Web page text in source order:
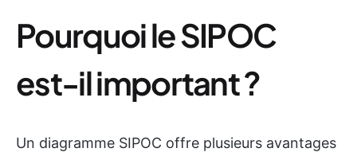
Pourquoi le SIPOC
est-il important ?
Un diagramme SIPOC offre plusieurs avantages